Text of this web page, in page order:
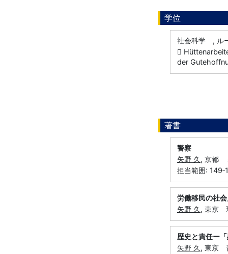
学位
社会科学 , ル

der
著書
警察
矢野 久 , 京都
担当範囲:
労働移民の社
矢野 久 , 東京
歴史と責任ー
矢野 久 , 東京